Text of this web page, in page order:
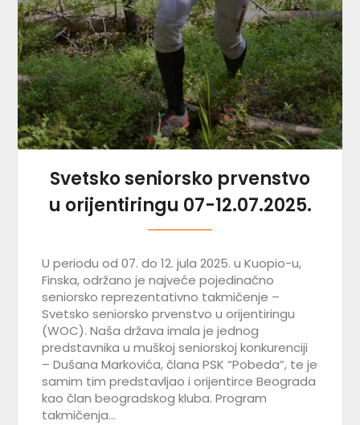
Svetsko seniorsko prvenstvo
u orijentiringu 07-12.07.2025.
U periodu od 07. do 12. jula 2025. u Kuopio-u,
Finska, održano je najveće pojedinačno
seniorsko reprezentativno takmičenje –
Svetsko seniorsko prvenstvo u orijentiringu
(WOC). Naša država imala je jednog
predstavnika u muškoj seniorskoj konkurenciji
– Dušana Markovića, člana PSK “Pobeda”, te je
samim tim predstavljao i orijentirce Beograda
kao član beogradskog kluba. Program
takmičenja…